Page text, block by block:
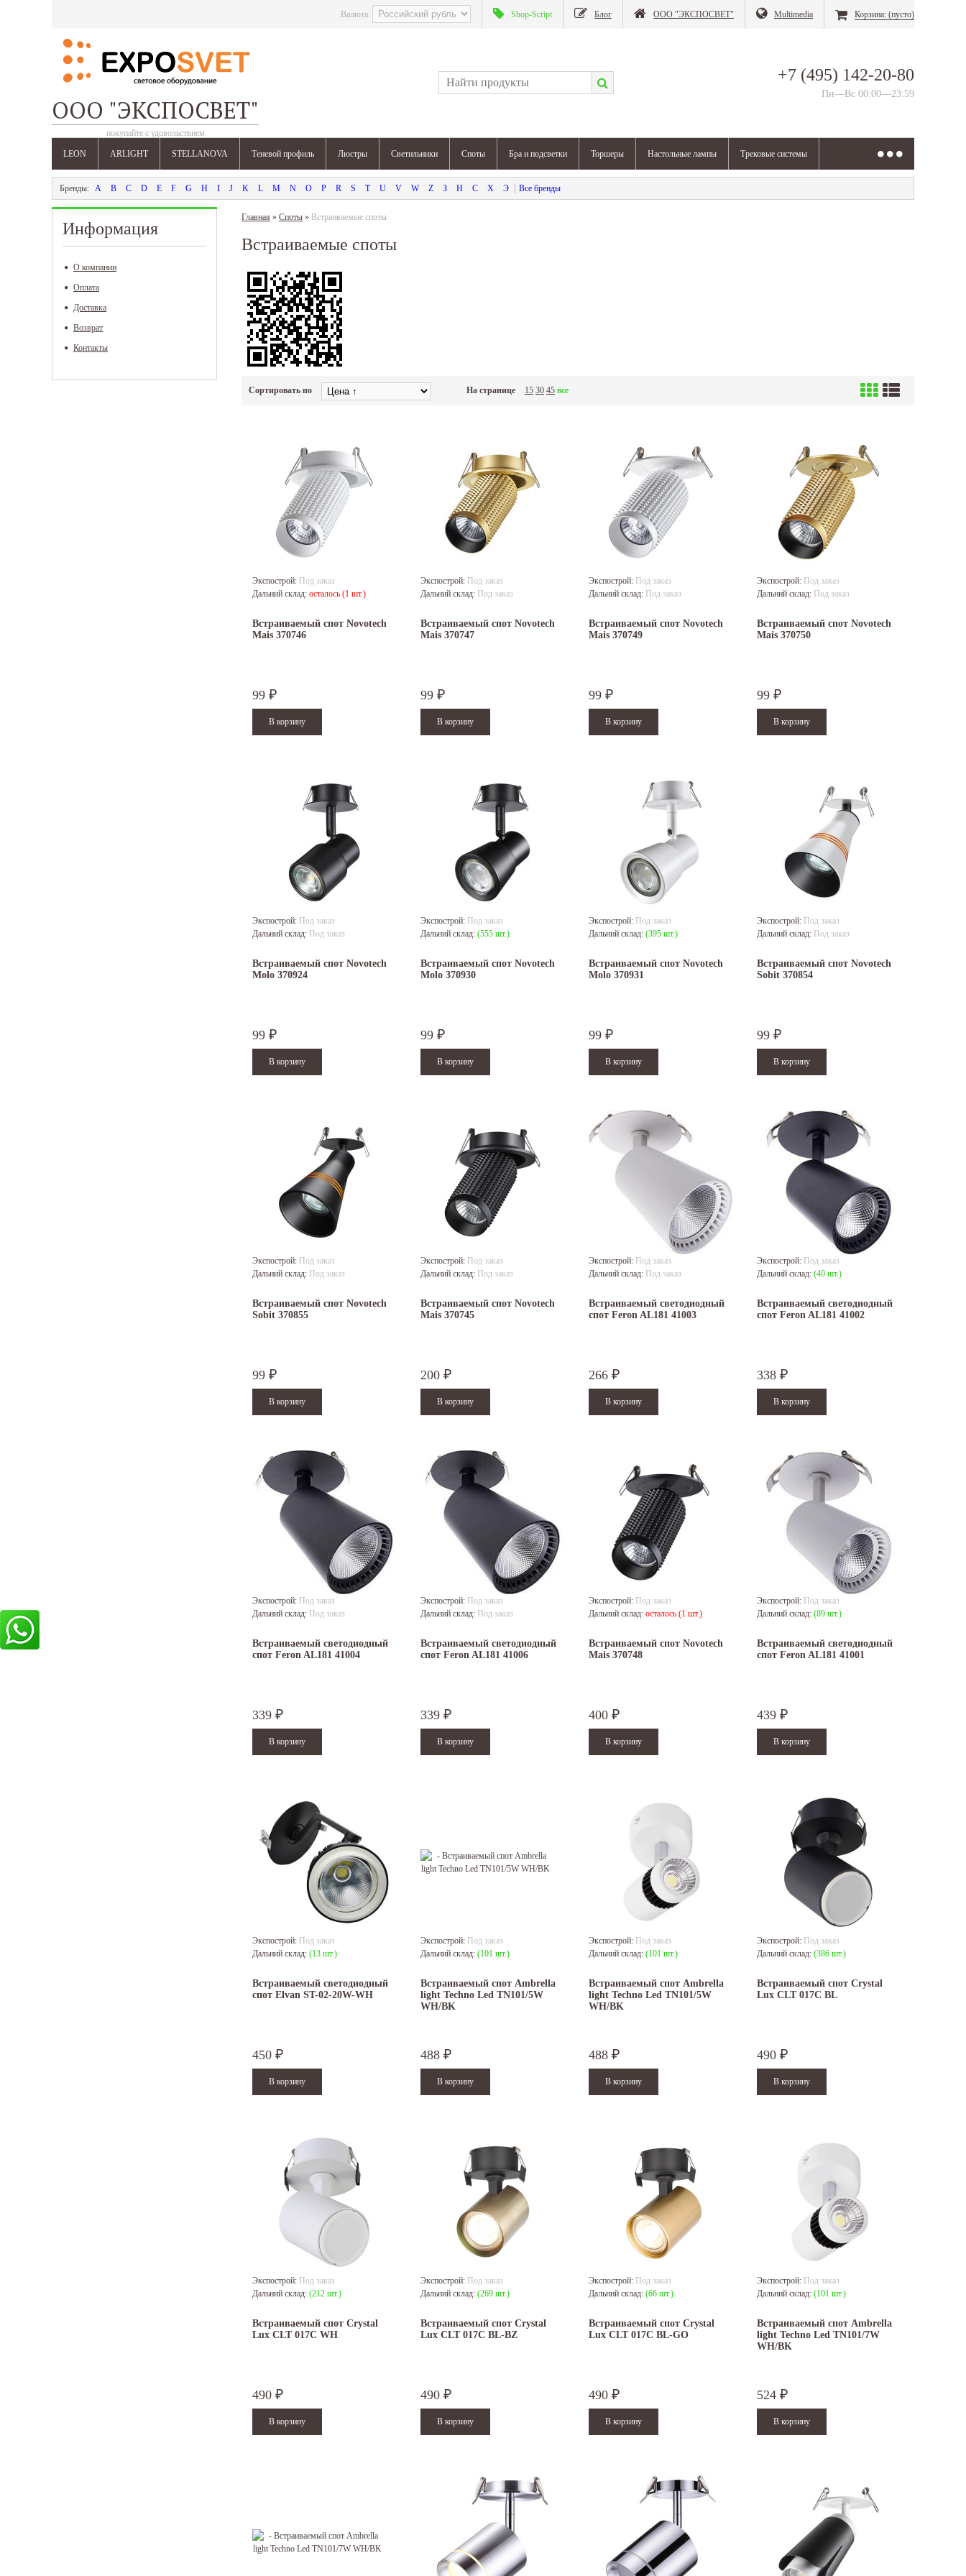
Валюта: Shop-Script Блог ООО "ЭКСПОСВЕТ" Multimedia Корзина: (пусто)
ООО "ЭКСПОСВЕТ"
покупайте с удовольствием
+7 (495) 142-20-80
Пн—Вс 00:00—23:59
LEON ARLIGHT STELLANOVA Теневой профиль Люстры Светильники Споты Бра и подсветки Торшеры Настольные лампы Трековые системы
A B C D E F G H I J K L M N O P R S T U V W Z З Н С Х Э
Информация
О компании
Оплата
Доставка
Возврат
Контакты
Главная » Споты » Встраиваемые споты
Встраиваемые споты
Сортировать по На странице 15 30 45 все
Экспострой: Под заказ
Дальний склад: осталось (1 шт.)
Встраиваемый спот Novotech
Mais 370746
99 ₽
Экспострой: Под заказ
Дальний склад: Под заказ
Встраиваемый спот Novotech
Mais 370747
99 ₽
Экспострой: Под заказ
Дальний склад: Под заказ
Встраиваемый спот Novotech
Mais 370749
99 ₽
Экспострой: Под заказ
Дальний склад: Под заказ
Встраиваемый спот Novotech
Mais 370750
99 ₽
Экспострой: Под заказ
Дальний склад: Под заказ
Встраиваемый спот Novotech
Molo 370924
99 ₽
Экспострой: Под заказ
Дальний склад: (555 шт.)
Встраиваемый спот Novotech
Molo 370930
99 ₽
Экспострой: Под заказ
Дальний склад: (395 шт.)
Встраиваемый спот Novotech
Molo 370931
99 ₽
Экспострой: Под заказ
Дальний склад: Под заказ
Встраиваемый спот Novotech
Sobit 370854
99 ₽
Экспострой: Под заказ
Дальний склад: Под заказ
Встраиваемый спот Novotech
Sobit 370855
99 ₽
Экспострой: Под заказ
Дальний склад: Под заказ
Встраиваемый спот Novotech
Mais 370745
200 ₽
Экспострой: Под заказ
Дальний склад: Под заказ
Встраиваемый светодиодный
спот Feron AL181 41003
266 ₽
Экспострой: Под заказ
Дальний склад: (40 шт.)
Встраиваемый светодиодный
спот Feron AL181 41002
338 ₽
Экспострой: Под заказ
Дальний склад: Под заказ
Встраиваемый светодиодный
спот Feron AL181 41004
339 ₽
Экспострой: Под заказ
Дальний склад: Под заказ
Встраиваемый светодиодный
спот Feron AL181 41006
339 ₽
Экспострой: Под заказ
Дальний склад: осталось (1 шт.)
Встраиваемый спот Novotech
Mais 370748
400 ₽
Экспострой: Под заказ
Дальний склад: (89 шт.)
Встраиваемый светодиодный
спот Feron AL181 41001
439 ₽
Экспострой: Под заказ
Дальний склад: (13 шт.)
Встраиваемый светодиодный
спот Elvan ST-02-20W-WH
450 ₽
Экспострой: Под заказ
Дальний склад: (101 шт.)
Встраиваемый спот Ambrella
light Techno Led TN101/5W
WH/BK
488 ₽
Экспострой: Под заказ
Дальний склад: (101 шт.)
Встраиваемый спот Ambrella
light Techno Led TN101/5W
WH/BK
488 ₽
Экспострой: Под заказ
Дальний склад: (386 шт.)
Встраиваемый спот Crystal
Lux CLT 017C BL
490 ₽
Экспострой: Под заказ
Дальний склад: (212 шт.)
Встраиваемый спот Crystal
Lux CLT 017C WH
490 ₽
Экспострой: Под заказ
Дальний склад: (269 шт.)
Встраиваемый спот Crystal
Lux CLT 017C BL-BZ
490 ₽
Экспострой: Под заказ
Дальний склад: (66 шт.)
Встраиваемый спот Crystal
Lux CLT 017C BL-GO
490 ₽
Экспострой: Под заказ
Дальний склад: (101 шт.)
Встраиваемый спот Ambrella
light Techno Led TN101/7W
WH/BK
524 ₽